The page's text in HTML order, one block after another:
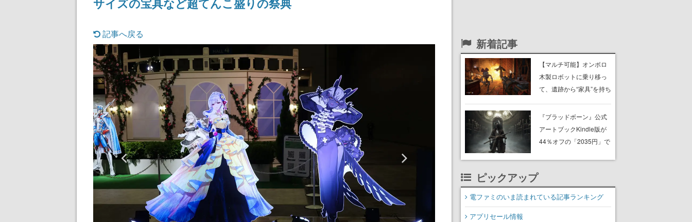
記事へ戻る
新着記事
【マルチ可能】オンボロ
木製ロボットに乗り移っ
て、遺跡から“家具”を持ち
ーム『GRAIN ROT』が本
日Steamにて発売。迫
る“腐敗”から逃げ延び、持
建
『ブラッドボーン』公式
アートブックKindle版が
44％オフの「2035円」で
深められる狩人様必携の
一冊
ピックアップ
電ファミのいま読まれている記事ランキング
アプリセール情報